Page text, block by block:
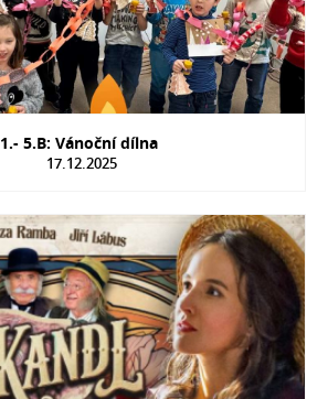
1.- 5.B: Vánoční dílna
17.12.2025